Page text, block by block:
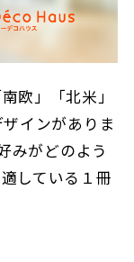
欧」「北米」
インがありま
みがどのよう
している１冊